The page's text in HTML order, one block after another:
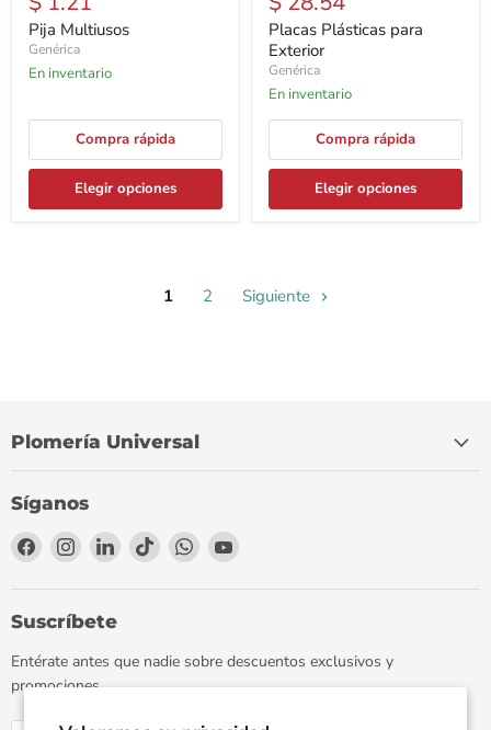
actual
Pija Multiusos
Genérica
En inventario
Compra rápida
Elegir opciones
actual
Placas Plásticas para
Exterior
Genérica
En inventario
Compra rápida
Elegir opciones
1 2 Siguiente
Plomería Universal
Síganos
Encuéntrenos
Facebook
Encuéntrenos
Instagram
Encuéntrenos
LinkedIn
Encuéntrenos
TikTok
Encuéntrenos
WhatsApp
Encuéntrenos
YouTube
Suscríbete
Entérate antes que nadie sobre descuentos exclusivos y
promociones.